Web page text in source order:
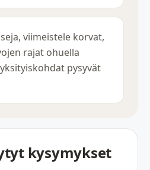
viimeistele korvat,
rajat ohuella
pysyvät
kysymykset